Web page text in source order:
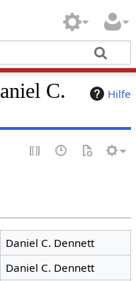
Hilfe
C.
Daniel C. Dennett
Daniel C. Dennett